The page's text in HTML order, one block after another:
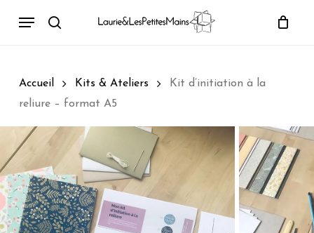
rechercher
Menu
Accueil Kits & Ateliers
Kit d’initiation à la
reliure – format A5